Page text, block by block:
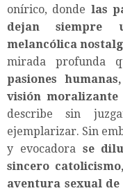
onírico, donde las
dejan siempre
melancólica
mirada profunda
pasiones
visión moralizante
describe sin
ejemplarizar. Sin
y evocadorase
sincero
aventura sexual